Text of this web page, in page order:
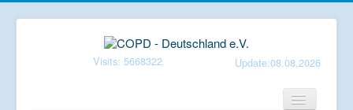
Visits: 5668322 Update:08.08.2026